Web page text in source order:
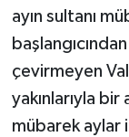
ayın sultanı
çevirmeyen
yakınlarıyla
mübarek aylar